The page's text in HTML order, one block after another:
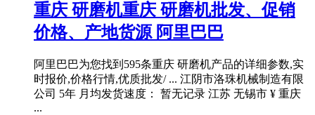
重庆 研磨机重庆 研磨机批发、促销
价格、产地货源 阿里巴巴
阿里巴巴为您找到595条重庆 研磨机产品的详细参数,实
时报价,价格行情,优质批发/ ... 江阴市洛珠机械制造有限
公司 5年 月均发货速度： 暂无记录 江苏 无锡市 ¥ 重庆
...